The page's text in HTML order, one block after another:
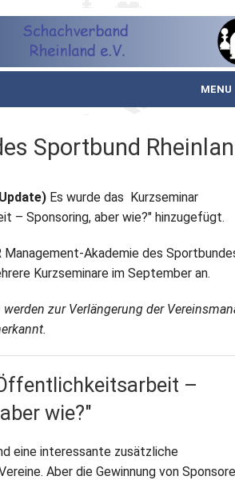
MENU
Sportbund
Es wurde das Kurzseminar
– Sponsoring, aber wie?" hinzugefügt.
Management-Akademie des
Kurzseminare im September an.
zur Verlängerung der
–
wie?"
eine interessante zusätzliche
Aber die Gewinnung von